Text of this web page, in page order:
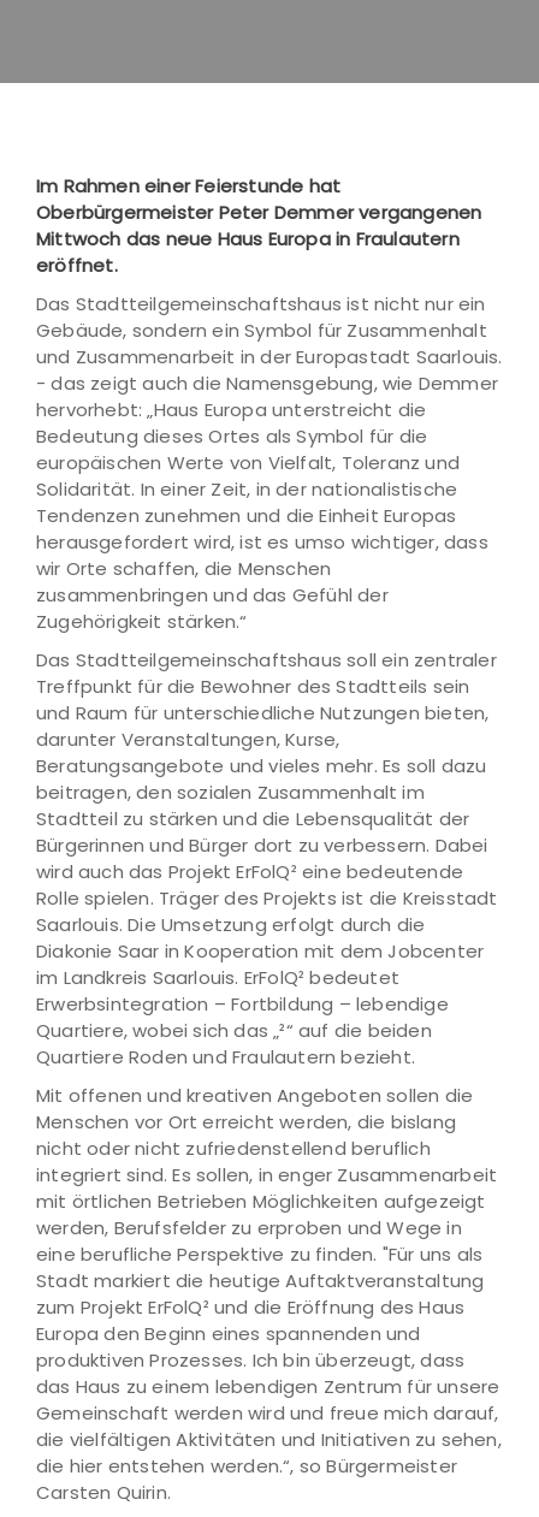
Im Rahmen einer Feierstunde hat
Oberbürgermeister Peter Demmer vergangenen
Mittwoch das neue Haus Europa in Fraulautern
eröffnet.
Das Stadtteilgemeinschaftshaus ist nicht nur ein
Gebäude, sondern ein Symbol für Zusammenhalt
und Zusammenarbeit in der Europastadt Saarlouis.
- das zeigt auch die Namensgebung, wie Demmer
hervorhebt: „Haus Europa unterstreicht die
Bedeutung dieses Ortes als Symbol für die
europäischen Werte von Vielfalt, Toleranz und
Solidarität. In einer Zeit, in der nationalistische
Tendenzen zunehmen und die Einheit Europas
herausgefordert wird, ist es umso wichtiger, dass
wir Orte schaffen, die Menschen
zusammenbringen und das Gefühl der
Zugehörigkeit stärken.“
Das Stadtteilgemeinschaftshaus soll ein zentraler
Treffpunkt für die Bewohner des Stadtteils sein
und Raum für unterschiedliche Nutzungen bieten,
darunter Veranstaltungen, Kurse,
Beratungsangebote und vieles mehr. Es soll dazu
beitragen, den sozialen Zusammenhalt im
Stadtteil zu stärken und die Lebensqualität der
Bürgerinnen und Bürger dort zu verbessern. Dabei
wird auch das Projekt ErFolQ² eine bedeutende
Rolle spielen. Träger des Projekts ist die Kreisstadt
Saarlouis. Die Umsetzung erfolgt durch die
Diakonie Saar in Kooperation mit dem Jobcenter
im Landkreis Saarlouis. ErFolQ² bedeutet
Erwerbsintegration – Fortbildung – lebendige
Quartiere, wobei sich das „²“ auf die beiden
Quartiere Roden und Fraulautern bezieht.
Mit offenen und kreativen Angeboten sollen die
Menschen vor Ort erreicht werden, die bislang
nicht oder nicht zufriedenstellend beruflich
integriert sind. Es sollen, in enger Zusammenarbeit
mit örtlichen Betrieben Möglichkeiten aufgezeigt
werden, Berufsfelder zu erproben und Wege in
eine berufliche Perspektive zu finden. "Für uns als
Stadt markiert die heutige Auftaktveranstaltung
zum Projekt ErFolQ² und die Eröffnung des Haus
Europa den Beginn eines spannenden und
produktiven Prozesses. Ich bin überzeugt, dass
das Haus zu einem lebendigen Zentrum für unsere
Gemeinschaft werden wird und freue mich darauf,
die vielfältigen Aktivitäten und Initiativen zu sehen,
die hier entstehen werden.“, so Bürgermeister
Carsten Quirin.